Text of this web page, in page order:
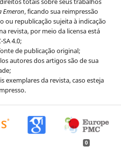
Emeron, ficando sua reimpressão
ou republicação sujeita à indicação
revista, por meio da licensa está
SA 4.0;
de publicação original;
autores dos artigos são de sua
exemplares da revista, caso esteja
0